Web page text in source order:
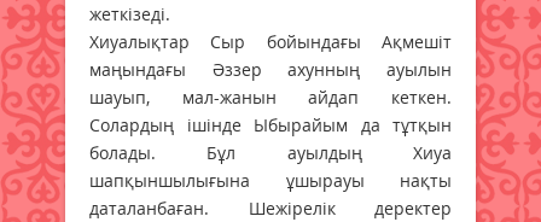
жеткізеді.
Хиуалықтар Сыр бойындағы Ақмешіт
маңындағы Әззер ахунның ауылын
шауып, мал-жанын айдап кеткен.
Солардың ішінде Ыбырайым да тұтқын
болады. Бұл ауылдың Хиуа
шапқыншылығына ұшырауы нақты
даталанбаған. Шежірелік деректер